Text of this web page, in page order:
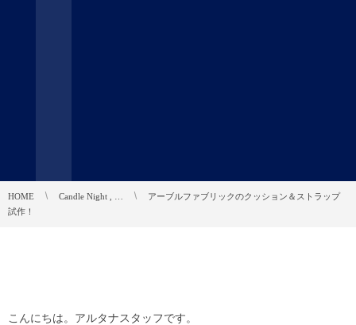
HOME Candle Night , …
アーブルファブリックのクッション＆ストラップ
試作！
こんにちは。アルタナスタッフです。